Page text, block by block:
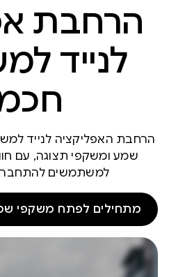
הרחבת
לנייד
הרחבת האפליקציה לנייד
שמע ומשקפי תצוגה, עם
למשתמשים להתחבר